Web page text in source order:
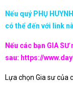
Nếu quý PHỤ
có thể đến với link
Nếu các bạn GIA
sau: https://
Lựa chọn Gia sư của